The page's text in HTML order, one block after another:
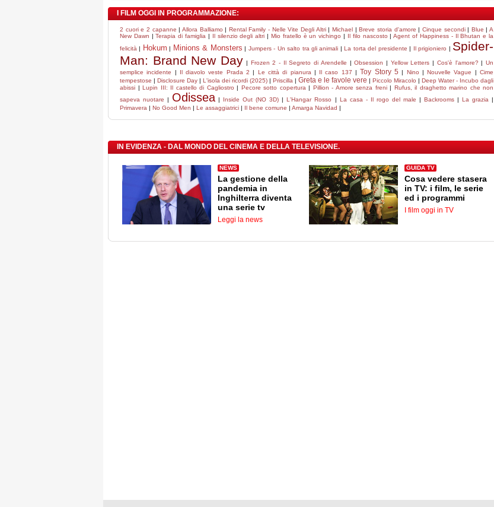
I FILM OGGI IN PROGRAMMAZIONE:
2 cuori e 2 capanne | Allora Balliamo | Rental Family - Nelle Vite Degli Altri| Michael|Breve storia d'amore | Cinque secondi| Blue |A
New Dawn |Terapia di famiglia | Il silenzio degli altri | Mio fratello è un vichingo | Il filo nascosto |Agent of Happiness - Il Bhutan e la
felicità | Hokum | Minions & Monsters | Jumpers - Un salto tra gli animali |La torta del presidente | Il prigioniero | Spider-
Man: Brand New Day | Frozen 2 - Il Segreto di Arendelle |Obsession | Yellow Letters | Cos'è l'amore? |Un
semplice incidente
| Il diavolo veste Prada 2 | Le città di pianura | Il caso 137 | Toy Story 5 | Nino |Nouvelle Vague |Cime
tempestose | Disclosure Day | L'isola dei ricordi (2025) | Priscilla | Greta e le favole vere | Piccolo Miracolo | Deep Water - Incubo dagli
abissi | Lupin III: Il castello di Cagliostro | Pecore sotto copertura | Pillion - Amore senza freni| Rufus, il draghetto marino che non
sapeva nuotare | Odissea | Inside Out (NO 3D) |L'Hangar Rosso | La casa - Il rogo del male | Backrooms|La grazia |
Primavera | No Good Men | Le assaggiatrici | Il bene comune | Amarga Navidad |
IN EVIDENZA - DAL MONDO DEL CINEMA E DELLA TELEVISIONE.
NEWS
La gestione della
pandemia in
Inghilterra diventa
una serie tv
Leggi la news
GUIDA TV
Cosa vedere stasera
in TV: i film, le serie
ed i programmi
I film oggi in TV